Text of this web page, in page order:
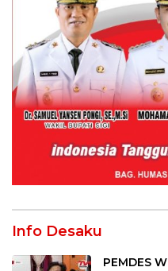
Info Desaku
PEMDES